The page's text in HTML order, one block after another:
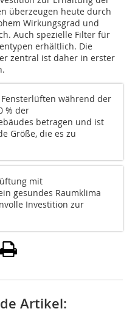
überzeugen heute durch
Wirkungsgrad und
Auch spezielle Filter für
erhältlich. Die
zentral ist daher in erster
während der
% der
betragen und ist
Größe, die es zu
mit
gesundes Raumklima
Investition zur
Artikel: